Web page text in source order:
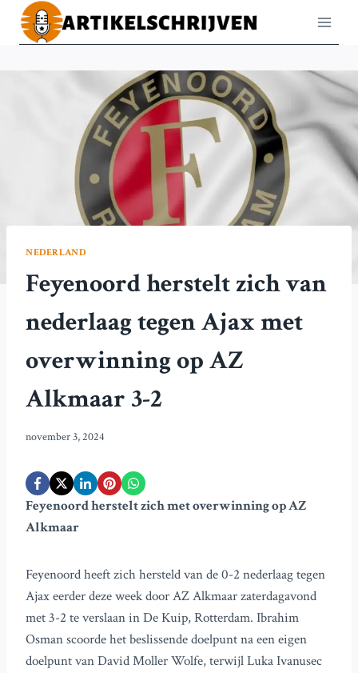
Doorgaan
naar
NEDERLAND
Feyenoord herstelt zich van
nederlaag tegen Ajax met
overwinning op AZ
Alkmaar 3-2
november 3, 2024
Feyenoord herstelt zich met overwinning op AZ
Alkmaar
Feyenoord heeft zich hersteld van de 0-2 nederlaag tegen
Ajax eerder deze week door AZ Alkmaar zaterdagavond
met 3-2 te verslaan in De Kuip, Rotterdam. Ibrahim
Osman scoorde het beslissende doelpunt na een eigen
doelpunt van David Moller Wolfe, terwijl Luka Ivanusec